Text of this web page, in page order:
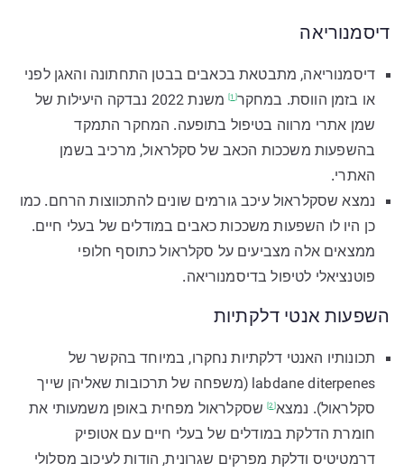
דיסמנוריאה
דיסמנוריאה, מתבטאת בכאבים בבטן התחתונה והאגן לפני
או בזמן הווסת. במחקר[1]
משנת 2022 נבדקה היעילות של
שמן אתרי מרווה בטיפול בתופעה. המחקר התמקד
בהשפעות משככות הכאב של סקלראול, מרכיב בשמן
האתרי.
נמצא שסקלראול עיכב גורמים שונים להתכווצות הרחם. כמו
כן היו לו השפעות משככות כאבים במודלים של בעלי חיים.
ממצאים אלה מצביעים על סקלראול כתוסף חלופי
פוטנציאלי לטיפול בדיסמנוריאה.
השפעות אנטי דלקתיות
תכונותיו האנטי דלקתיות נחקרו, במיוחד בהקשר של
labdane diterpenes (משפחה של תרכובות שאליהן שייך
סקלראול). נמצא[2]
שסקלראול מפחית באופן משמעותי את
חומרת הדלקת במודלים של בעלי חיים עם אטופיק
דרמטיטיס ודלקת מפרקים שגרונית, הודות לעיכוב מסלולי